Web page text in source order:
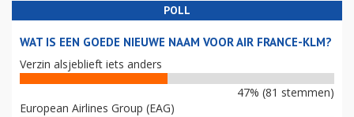
POLL
WAT IS EEN GOEDE NIEUWE NAAM VOOR AIR FRANCE-KLM?
Verzin alsjeblieft iets anders
47% (81 stemmen)
European Airlines Group (EAG)